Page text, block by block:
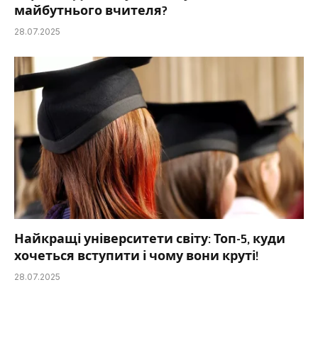
майбутнього вчителя?
28.07.2025
Найкращі університети світу: Топ-5, куди
хочеться вступити і чому вони круті!
28.07.2025